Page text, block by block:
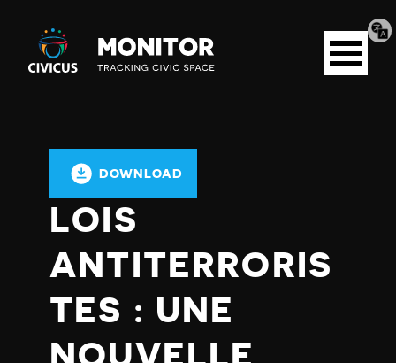
Civicus
Monitor
Open
menu
DOWNLOAD
LOIS
ANTITERRORIS
TES : UNE
NOUVELLE